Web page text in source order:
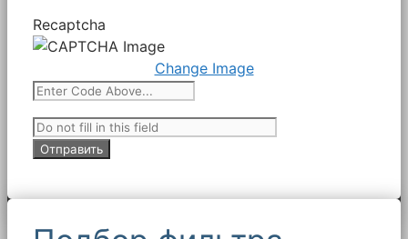
Recaptcha
Change Image